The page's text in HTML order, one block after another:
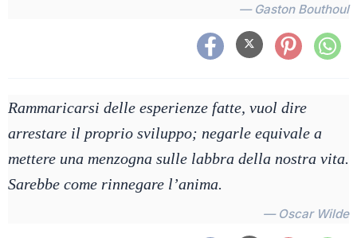
— Gaston Bouthoul
Rammaricarsi delle esperienze fatte, vuol dire
arrestare il proprio sviluppo; negarle equivale a
mettere una menzogna sulle labbra della nostra vita.
Sarebbe come rinnegare l’anima.
— Oscar Wilde